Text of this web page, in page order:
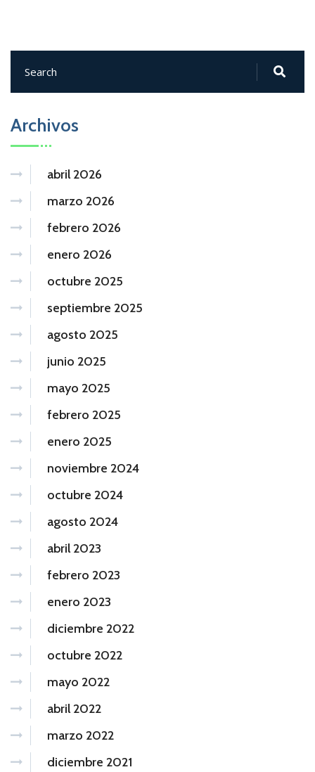
Archivos
abril 2026
marzo 2026
febrero 2026
enero 2026
octubre 2025
septiembre 2025
agosto 2025
junio 2025
mayo 2025
febrero 2025
enero 2025
noviembre 2024
octubre 2024
agosto 2024
abril 2023
febrero 2023
enero 2023
diciembre 2022
octubre 2022
mayo 2022
abril 2022
marzo 2022
diciembre 2021